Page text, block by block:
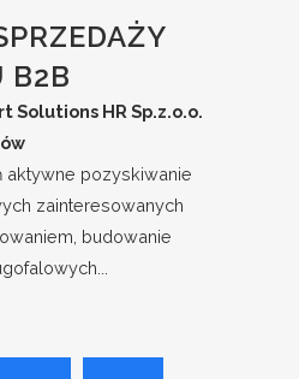
B2B
Solutions HR Sp.z.o.o.
aktywne pozyskiwanie
zainteresowanych
budowanie